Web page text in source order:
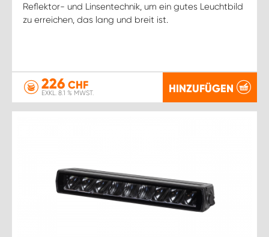
Reflektor- und Linsentechnik, um ein gutes Leuchtbild
zu erreichen, das lang und breit ist.
226 CHF
EXKL. 8.1 % MWST. HINZUFÜGEN